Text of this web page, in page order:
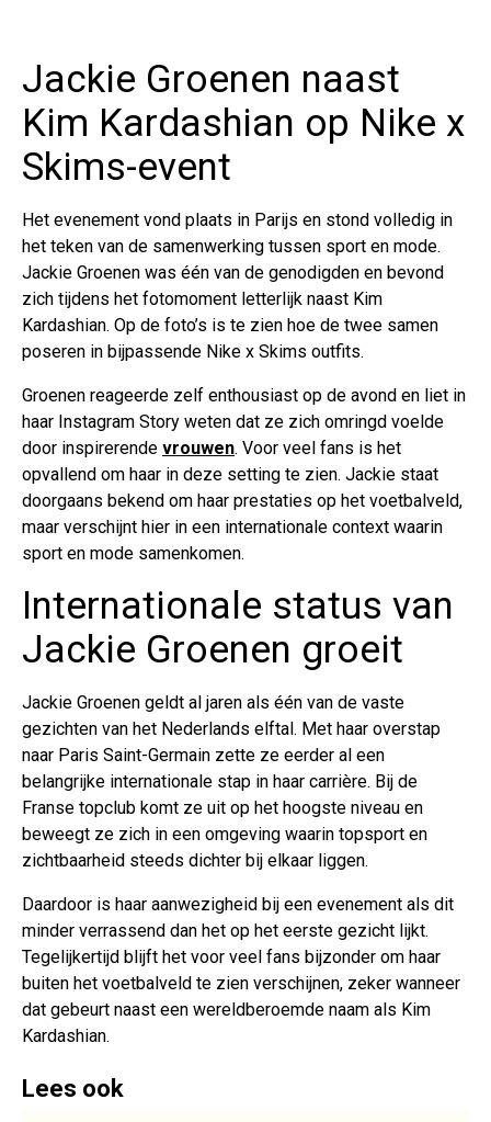
Jackie Groenen naast
Kim Kardashian op Nike x
Skims-event
Het evenement vond plaats in Parijs en stond volledig in
het teken van de samenwerking tussen sport en mode.
Jackie Groenen was één van de genodigden en bevond
zich tijdens het fotomoment letterlijk naast Kim
Kardashian. Op de foto’s is te zien hoe de twee samen
poseren in bijpassende Nike x Skims outfits.
Groenen reageerde zelf enthousiast op de avond en liet in
haar Instagram Story weten dat ze zich omringd voelde
door inspirerende vrouwen. Voor veel fans is het
opvallend om haar in deze setting te zien. Jackie staat
doorgaans bekend om haar prestaties op het voetbalveld,
maar verschijnt hier in een internationale context waarin
sport en mode samenkomen.
Internationale status van
Jackie Groenen groeit
Jackie Groenen geldt al jaren als één van de vaste
gezichten van het Nederlands elftal. Met haar overstap
naar Paris Saint-Germain zette ze eerder al een
belangrijke internationale stap in haar carrière. Bij de
Franse topclub komt ze uit op het hoogste niveau en
beweegt ze zich in een omgeving waarin topsport en
zichtbaarheid steeds dichter bij elkaar liggen.
Daardoor is haar aanwezigheid bij een evenement als dit
minder verrassend dan het op het eerste gezicht lijkt.
Tegelijkertijd blijft het voor veel fans bijzonder om haar
buiten het voetbalveld te zien verschijnen, zeker wanneer
dat gebeurt naast een wereldberoemde naam als Kim
Kardashian.
Lees ook